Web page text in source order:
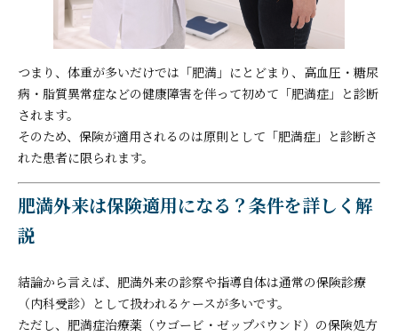
つまり、体重が多いだけでは「肥満」にとどまり、高血圧・糖尿
病・脂質異常症などの健康障害を伴って初めて「肥満症」と診断
されます。
そのため、保険が適用されるのは原則として「肥満症」と診断さ
れた患者に限られます。
肥満外来は保険適用になる？条件を詳しく解
説
結論から言えば、肥満外来の診察や指導自体は通常の保険診療
（内科受診）として扱われるケースが多いです。
ただし、肥満症治療薬（ウゴービ・ゼップバウンド）の保険処方